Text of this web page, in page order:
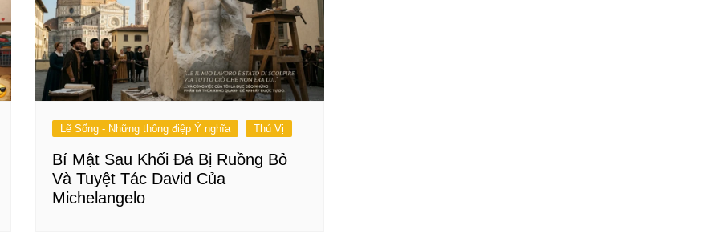
Lẽ Sống - Những thông điệp Ý nghĩa Thú Vị
Bí Mật Sau Khối Đá Bị Ruồng Bỏ
Và Tuyệt Tác David Của
Michelangelo